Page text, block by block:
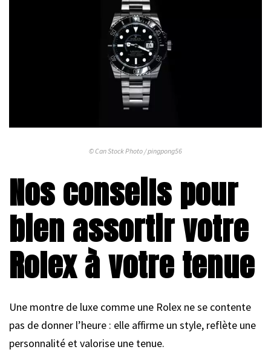
© Can Stock Photo / pingpong56
Nos conseils pour
bien assortir votre
Rolex à votre tenue
Une montre de luxe comme une Rolex ne se contente
pas de donner l’heure : elle affirme un style, reflète une
personnalité et valorise une tenue.